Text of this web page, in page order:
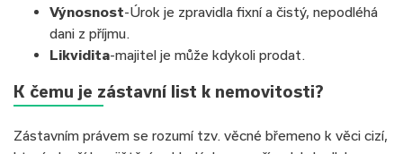
Výnosnost-Úrok je zpravidla fixní a čistý, nepodléhá
dani z příjmu.
Likvidita-majitel je může kdykoli prodat.
K čemu je zástavní list k nemovitosti?
Zástavním právem se rozumí tzv. věcné břemeno k věci cizí,